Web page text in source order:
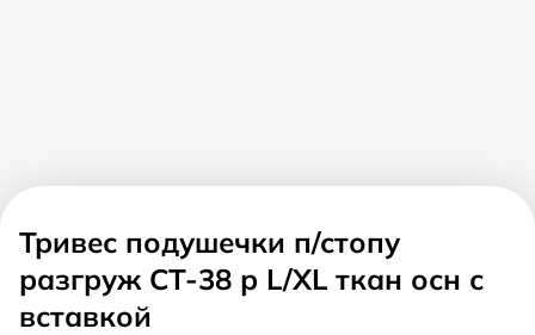
Тривес подушечки п/стопу
разгруж СТ-38 р L/XL ткан осн с
вставкой